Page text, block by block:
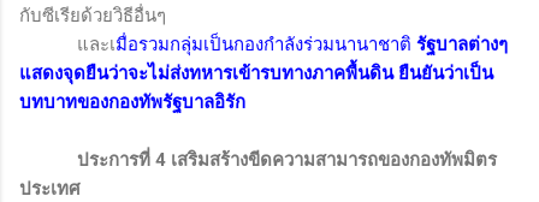
กับซีเรียด้วยวิธีอื่นๆ
และเมื่อรวมกลุ่มเป็นกองกำลังร่วมนานาชาติ รัฐบาลต่างๆ
แสดงจุดยืนว่าจะไม่ส่งทหารเข้ารบทางภาคพื้นดิน ยืนยันว่าเป็น
บทบาทของกองทัพรัฐบาลอิรัก
ประการที่ 4 เสริมสร้างขีดความสามารถของกองทัพมิตร
ประเทศ